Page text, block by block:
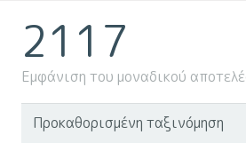
2117
Εμφάνιση του μοναδικού